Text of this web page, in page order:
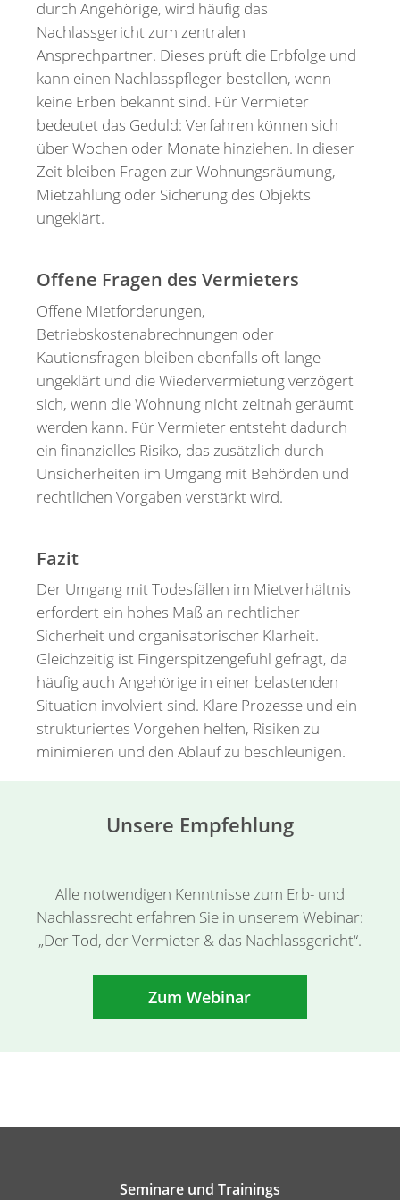
durch Angehörige, wird häufig das
Nachlassgericht zum zentralen
Ansprechpartner. Dieses prüft die Erbfolge und
kann einen Nachlasspfleger bestellen, wenn
keine Erben bekannt sind. Für Vermieter
bedeutet das Geduld: Verfahren können sich
über Wochen oder Monate hinziehen. In dieser
Zeit bleiben Fragen zur Wohnungsräumung,
Mietzahlung oder Sicherung des Objekts
ungeklärt.
Offene Fragen des Vermieters
Offene Mietforderungen,
Betriebskostenabrechnungen oder
Kautionsfragen bleiben ebenfalls oft lange
ungeklärt und die Wiedervermietung verzögert
sich, wenn die Wohnung nicht zeitnah geräumt
werden kann. Für Vermieter entsteht dadurch
ein finanzielles Risiko, das zusätzlich durch
Unsicherheiten im Umgang mit Behörden und
rechtlichen Vorgaben verstärkt wird.
Fazit
Der Umgang mit Todesfällen im Mietverhältnis
erfordert ein hohes Maß an rechtlicher
Sicherheit und organisatorischer Klarheit.
Gleichzeitig ist Fingerspitzengefühl gefragt, da
häufig auch Angehörige in einer belastenden
Situation involviert sind. Klare Prozesse und ein
strukturiertes Vorgehen helfen, Risiken zu
minimieren und den Ablauf zu beschleunigen.
Unsere Empfehlung
Alle notwendigen Kenntnisse zum Erb- und
Nachlassrecht erfahren Sie in unserem Webinar:
„Der Tod, der Vermieter & das Nachlassgericht“.
Zum Webinar
Seminare und Trainings